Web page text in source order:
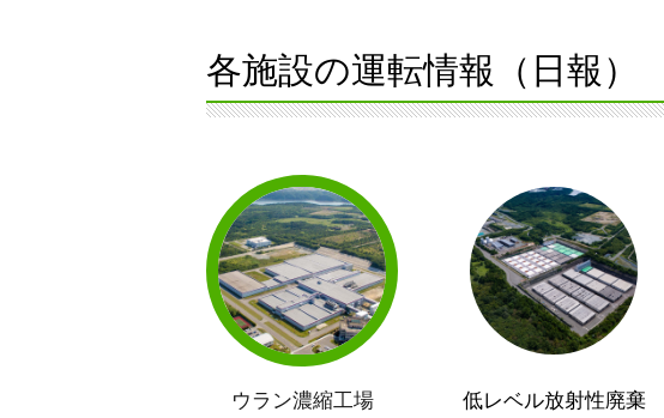
各施設の運転情報（日報）
ウラン濃縮工場 低レベル放射性廃棄